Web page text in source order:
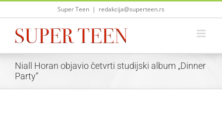
Skip
Super Teen | redakcija@superteen.rs
Niall Horan objavio četvrti studijski album „Dinner
Party“